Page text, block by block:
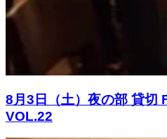
8月3日（土）夜の部 貸切
VOL.22